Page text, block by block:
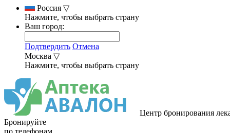
Россия ▽
Нажмите, чтобы выбрать страну
Ваш город:
Подтвердить Отмена
Москва ▽
Нажмите, чтобы выбрать страну
Центр бронирования
Бронируйте
по телефонам